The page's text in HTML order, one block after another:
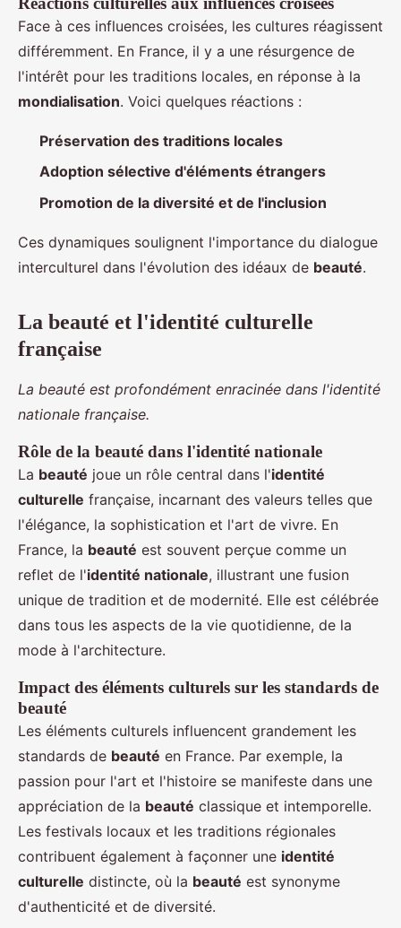
Face à ces influences croisées, les cultures réagissent
différemment. En France, il y a une résurgence de
l'intérêt pour les traditions locales, en réponse à la
mondialisation. Voici quelques réactions :
Préservation des traditions locales
Adoption sélective d'éléments étrangers
Promotion de la diversité et de l'inclusion
Ces dynamiques soulignent l'importance du dialogue
interculturel dans l'évolution des idéaux de beauté.
La beauté et l'identité culturelle
française
La beauté est profondément enracinée dans l'identité
nationale française.
Rôle de la beauté dans l'identité nationale
La beauté joue un rôle central dans l'identité
culturelle française, incarnant des valeurs telles que
l'élégance, la sophistication et l'art de vivre. En
France, la beauté est souvent perçue comme un
reflet de l'identité nationale, illustrant une fusion
unique de tradition et de modernité. Elle est célébrée
dans tous les aspects de la vie quotidienne, de la
mode à l'architecture.
Impact des éléments culturels sur les standards de
beauté
Les éléments culturels influencent grandement les
standards de beauté en France. Par exemple, la
passion pour l'art et l'histoire se manifeste dans une
appréciation de la beauté classique et intemporelle.
Les festivals locaux et les traditions régionales
contribuent également à façonner une identité
culturelle distincte, où la beauté est synonyme
d'authenticité et de diversité.